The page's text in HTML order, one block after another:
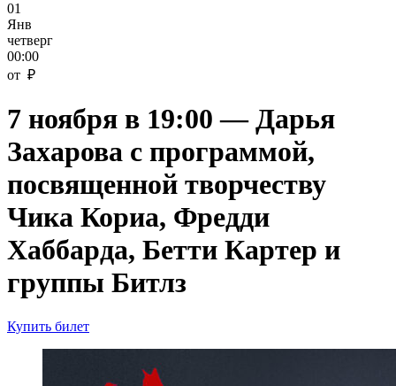
01
Янв
четверг
00:00
от ₽
7 ноября в 19:00 — Дарья
Захарова c программой,
посвященной творчеству
Чика Кориа, Фредди
Хаббарда, Бетти Картер и
группы Битлз
Купить билет